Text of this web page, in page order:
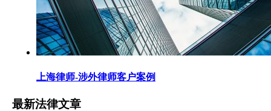
上海律师-涉外律师客户案例
最新法律文章